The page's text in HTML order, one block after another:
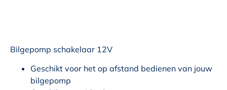
Bilgepomp schakelaar 12V
Geschikt voor het op afstand bedienen van jouw
bilgepomp